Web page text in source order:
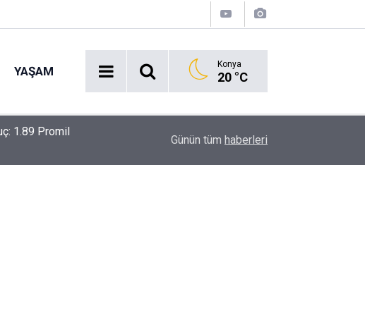
YAŞAM Konya
20 °C
Erkin Koray'ı bir tek onlar hatırladı
Günün tüm haberleri